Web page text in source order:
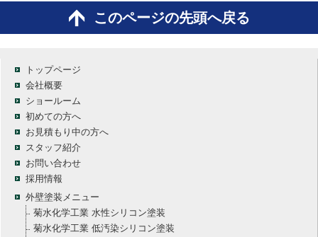
このページの先頭へ戻る
トップページ
会社概要
ショールーム
初めての方へ
お見積もり中の方へ
スタッフ紹介
お問い合わせ
採用情報
外壁塗装メニュー
菊水化学工業 水性シリコン塗装
菊水化学工業 低汚染シリコン塗装